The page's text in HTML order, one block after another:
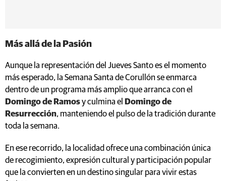
Más allá de la Pasión
Aunque la representación del Jueves Santo es el momento
más esperado, la Semana Santa de Corullón se enmarca
dentro de un programa más amplio que arranca con el
Domingo de Ramosy culmina el
Domingo de
Resurrección, manteniendo el pulso de la tradición durante
toda la semana.
En ese recorrido, la localidad ofrece una combinación única
de recogimiento, expresión cultural y participación popular
que la convierten en un destino singular para vivir estas